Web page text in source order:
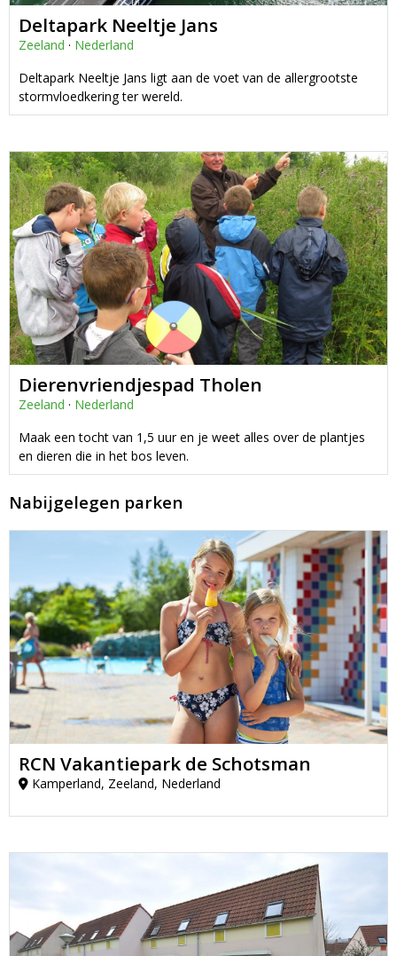
Deltapark Neeltje Jans
Zeeland · Nederland
Deltapark Neeltje Jans ligt aan de voet van de allergrootste
stormvloedkering ter wereld.
Dierenvriendjespad Tholen
Zeeland · Nederland
Maak een tocht van 1,5 uur en je weet alles over de plantjes
en dieren die in het bos leven.
Nabijgelegen parken
RCN Vakantiepark de Schotsman
Kamperland, Zeeland, Nederland